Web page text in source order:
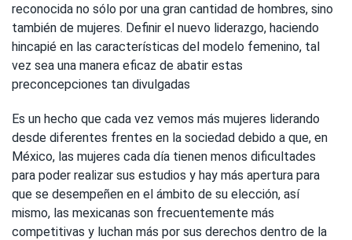
reconocida no sólo por una gran cantidad de hombres, sino
también de mujeres. Definir el nuevo liderazgo, haciendo
hincapié en las características del modelo femenino, tal
vez sea una manera eficaz de abatir estas
preconcepciones tan divulgadas
Es un hecho que cada vez vemos más mujeres liderando
desde diferentes frentes en la sociedad debido a que, en
México, las mujeres cada día tienen menos dificultades
para poder realizar sus estudios y hay más apertura para
que se desempeñen en el ámbito de su elección, así
mismo, las mexicanas son frecuentemente más
competitivas y luchan más por sus derechos dentro de la